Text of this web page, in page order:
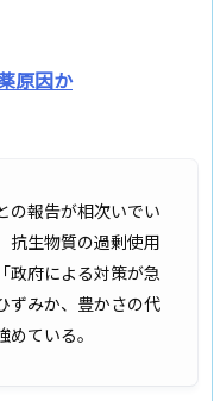
原因か
の報告が相次いでい
抗生物質の過剰使用
政府による対策が急
ずみか、豊かさの代
ている。